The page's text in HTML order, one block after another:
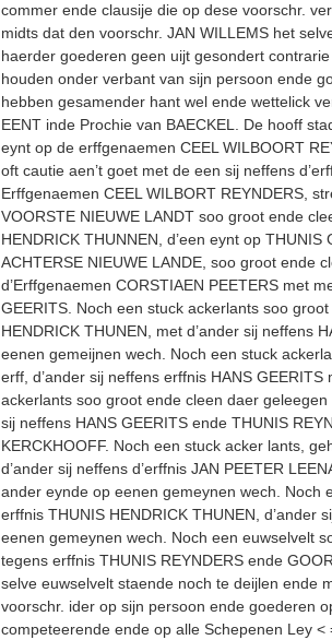
commer ende clausije die op dese voorschr.
midts dat den voorschr. JAN WILLEMS het
haerder goederen geen uijt gesondert
houden onder verbant van sijn persoon ende
hebben gesamender hant wel ende wettelick
EENT inde Prochie van BAECKEL. De hooff
eynt op de erffgenaemen CEEL WILBOORT
oft cautie aen’t goet met de een sij neffens
Erffgenaemen CEEL WILBORT REYNDERS,
VOORSTE NIEUWE LANDT soo groot ende
HENDRICK THUNNEN, d’een eynt op
ACHTERSE NIEUWE LANDE, soo groot ende
d’Erffgenaemen CORSTIAEN PEETERS met
GEERITS. Noch een stuck ackerlants soo
HENDRICK THUNEN, met d’ander sij neffens
eenen gemeijnen wech. Noch een stuck
erff, d’ander sij neffens erffnis HANS
ackerlants soo groot ende cleen daer geleegen
sij neffens HANS GEERITS ende THUNIS
KERCKHOOFF. Noch een stuck acker lants,
d’ander sij neffens d’erffnis JAN PEETER
ander eynde op eenen gemeynen wech. Noch
erffnis THUNIS HENDRICK THUNEN, d’ander
eenen gemeynen wech. Noch een euwselvelt
tegens erffnis THUNIS REYNDERS ende
selve euwselvelt staende noch te deijlen ende
voorschr. ider op sijn persoon ende goederen
competeerende ende op alle Schepenen Ley